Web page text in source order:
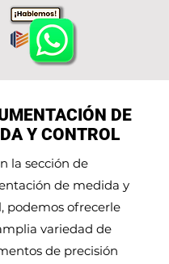
DE
Y CONTROL
la sección de
de medida y
podemos ofrecerle
variedad de
de precisión